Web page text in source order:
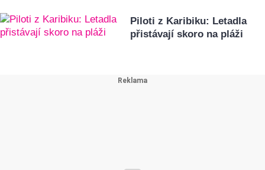
Piloti z Karibiku: Letadla
přistávají skoro na pláži